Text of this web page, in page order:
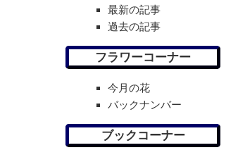
最新の記事
過去の記事
フラワーコーナー
今月の花
バックナンバー
ブックコーナー